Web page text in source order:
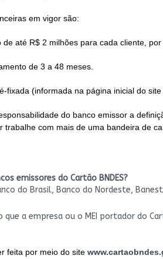
em vigor são:
de até R$ 2 milhões para cada cliente, por
de 3 a 48 meses.
fixada (informada na página inicial do site
do banco emissor a
trabalhe com mais de uma bandeira de
emissores do Cartão BNDES?
do Brasil, Banco do Nordeste,
que a empresa ou o MEI portador do
feita por meio do site